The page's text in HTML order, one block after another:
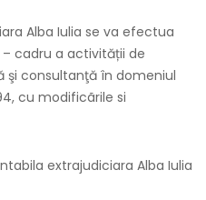
Alba Iulia se va efectua
cadru a activității de
şi consultanţă în domeniul
cu modificãrile si